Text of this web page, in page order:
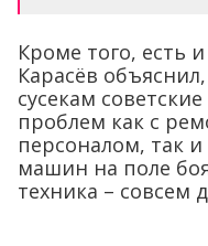
Кроме того, есть
Карасёв
сусекам
проблем как с
персоналом, так
машин на поле
техника – совсем